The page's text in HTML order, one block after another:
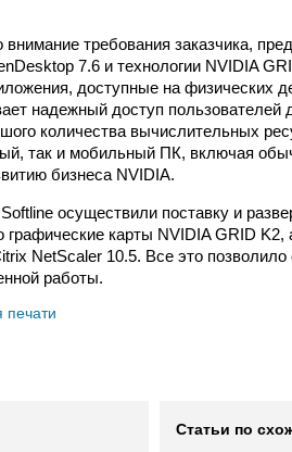
требования заказчика,
7.6 и технологии NVIDIA
доступные на физических
надежный доступ
количества вычислительных
так и мобильный ПК, включая
бизнеса NVIDIA.
осуществили поставку и
карты NVIDIA GRID K2,
NetScaler 10.5. Все это позволило
работы.
печати
Статьи по